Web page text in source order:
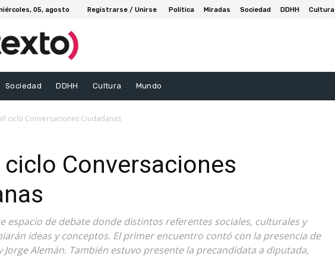
05, agosto Registrarse / Unirse Politica Miradas Sociedad DDHH Cultura
Sociedad DDHH Cultura Mundo
ciclo Conversaciones Ciudadanas
Conversaciones
espacio de debate donde distintos referentes sociales, culturales y
ideas y conceptos. El primer encuentro contó con la presencia de
Jorge Alemán. También estuvo presente la precandidata a diputada,